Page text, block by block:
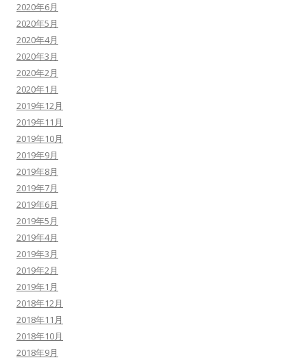
2020年6月
2020年5月
2020年4月
2020年3月
2020年2月
2020年1月
2019年12月
2019年11月
2019年10月
2019年9月
2019年8月
2019年7月
2019年6月
2019年5月
2019年4月
2019年3月
2019年2月
2019年1月
2018年12月
2018年11月
2018年10月
2018年9月